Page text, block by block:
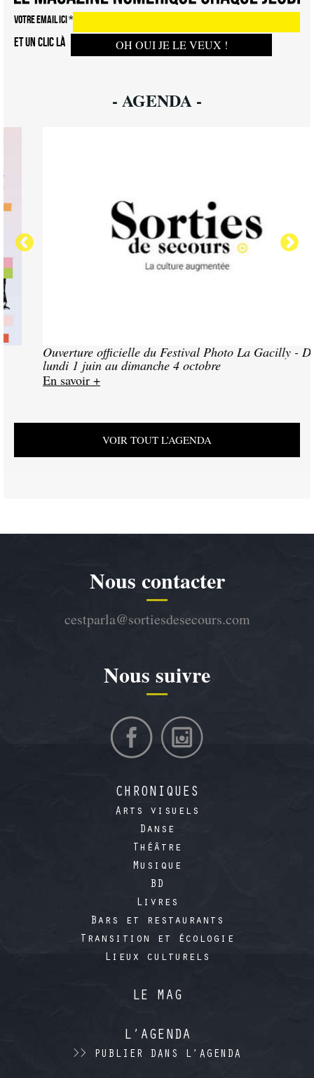
VOTRE EMAIL ICI*
ET UN CLIC LÀ
- AGENDA -
Ouverture officielle du Festival Photo La Gacilly - Du
lundi 1 juin au dimanche 4 octobre
En savoir +
VOIR TOUT L’AGENDA
Nous contacter
cestparla@sortiesdesecours.com
Nous suivre
CHRONIQUES
Arts visuels
Danse
Théâtre
Musique
BD
Livres
Bars et restaurants
Transition et écologie
Lieux culturels
LE MAG
L’AGENDA
>> PUBLIER DANS L’AGENDA